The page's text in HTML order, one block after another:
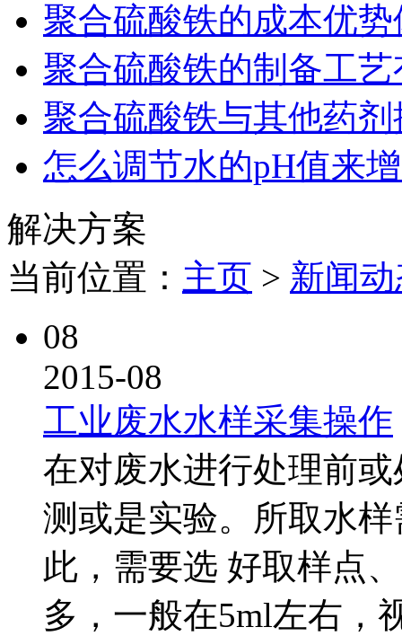
聚合硫酸铁的成本优
聚合硫酸铁的制备工
聚合硫酸铁与其他药
怎么调节水的pH值来
解决方案
当前位置： 主页 > 新闻
08
2015-08
工业废水水样采集操作
在对废水进行处理前
测或是实验。所取水
此，需要选 好取样点
多，一般在5ml左右，